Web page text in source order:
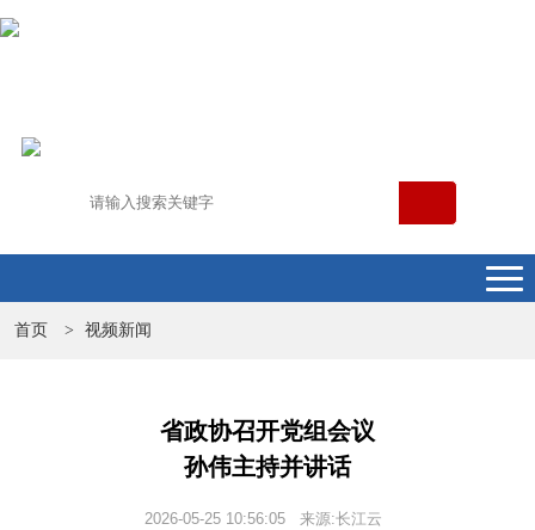
首页 > 视频新闻
省政协召开党组会议
孙伟主持并讲话
2026-05-25 10:56:05 来源:长江云